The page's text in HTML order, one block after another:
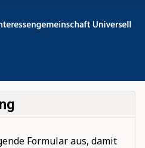
Formular aus, damit